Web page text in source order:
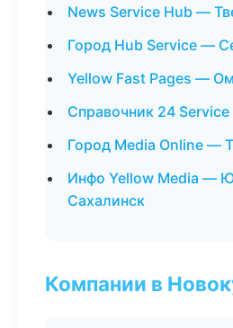
News Service Hub —
Город Hub Service —
Yellow Fast Pages —
Справочник 24
Город Media Online —
Инфо Yellow Media —
Сахалинск
Компании в